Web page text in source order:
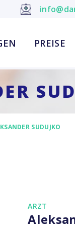
PREISE
SUDUJKO
ARZT